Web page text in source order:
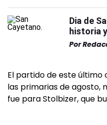
Dia de
historia
Por
El partido de este
las primarias de agosto,
fue para Stolbizer, que